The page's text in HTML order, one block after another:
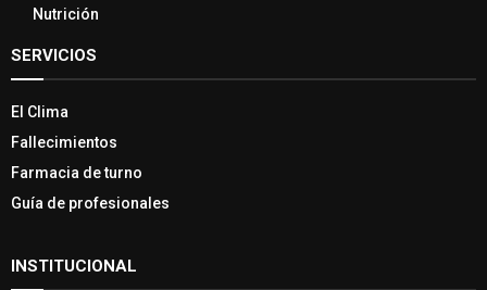
Nutrición
SERVICIOS
El Clima
Fallecimientos
Farmacia de turno
Guía de profesionales
INSTITUCIONAL